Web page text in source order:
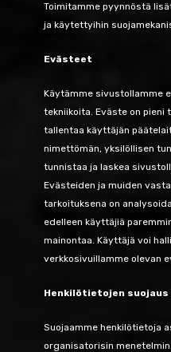
Toimitamme pyynnöstä
ja käytettyihin
Evästeet
Käytämme sivustollamme
tekniikoita. Eväste on pieni
tallentaa käyttäjän
nimettömän, yksilöllisen
tunnistaa ja laskea
Evästeiden ja muiden
tarkoituksena on
edelleen käyttäjiä
mainontaa. Käyttäjä voi
verkkosivuillamme olevan
Henkilötietojen suojaus
Suojaamme henkilötietoja
organisatorisin